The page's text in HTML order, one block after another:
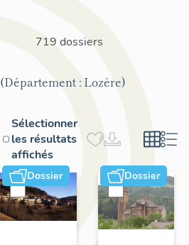
719 dossiers
(Département : Lozère)
Sélectionner
les résultats
affichés
Dossier Dossier